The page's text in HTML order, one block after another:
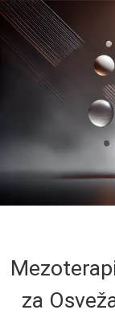
za